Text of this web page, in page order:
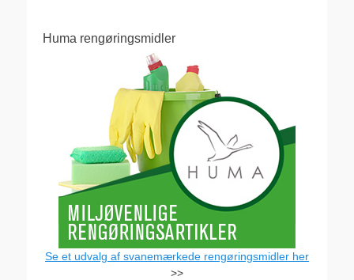
Huma rengøringsmidler
Se et udvalg af svanemærkede rengøringsmidler her
>>